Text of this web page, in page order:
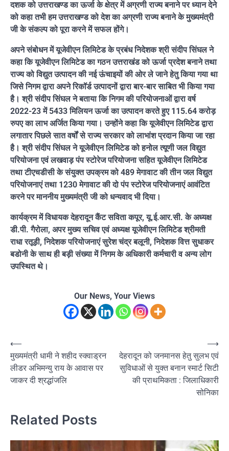
दशक को उत्तराखण्ड का ऊर्जा के क्षेत्र में अग्रणी राज्य बनाने पर ध्यान देने
को कहा तभी हम उत्तराखण्ड को देश का अग्रणी राज्य बनाने के मुख्यमंत्री
जी के संकल्प को पूरा करने में सफल होंगे।
अपने संबोधन में यूजेवीएन लिमिटेड के प्रबंध निदेशक श्री संदीप सिंघल ने
कहा कि यूजेवीएन लिमिटेड का गठन उत्तराखंड को ऊर्जा प्रदेश बनाने तथा
राज्य को विद्युत उत्पादन की नई ऊंचाइयों की ओर ले जाने हेतु किया गया था
जिसे निगम द्वारा अपने रिकॉर्ड उत्पादनों द्वारा बार-बार साबित भी किया गया
है। श्री संदीप सिंघल ने बताया कि निगम की परियोजनाओं द्वारा वर्ष
2022-23 में 5433 मिलियन ऊर्जा का उत्पादन करते हुए 115.64 करोड़
रुपए का लाभ अर्जित किया गया। उन्होंने कहा कि यूजेवीएन लिमिटेड द्वारा
लगातार पिछले सात वर्षों से राज्य सरकार को लाभांश प्रदान किया जा रहा
है। श्री संदीप सिंघल ने यूजेवीएन लिमिटेड को हनोल त्यूणी जल विद्युत
परियोजना एवं लखवाड़ पंप स्टोरेज परियोजना सहित यूजेवीएन लिमिटेड
तथा टीएचडीसी के संयुक्त उपक्रम को 489 मेगावाट की तीन जल विद्युत
परियोजनाएं तथा 1230 मेगावाट की दो पंप स्टोरेज परियोजनाएं आवंटित
करने पर माननीय मुख्यमंत्री जी को धन्यवाद भी दिया।
कार्यक्रम में विधायक देहरादून कैंट सविता कपूर, यू.ई.आर.सी. के अध्यक्ष
डी.पी. गैरोला, अपर मुख्य सचिव एवं अध्यक्ष यूजेवीएन लिमिटेड श्रीमती
राधा रतूड़ी, निदेशक परियोजनाएं सुरेश चंद्र बलूनी, निदेशक वित्त सुधाकर
बडोनी के साथ ही बड़ी संख्या में निगम के अधिकारी कर्मचारी व अन्य लोग
उपस्थित थे।
Our News, Your Views
Post
navigation
⟵
मुख्यमंत्री धामी ने शहीद स्क्वाड्रन
लीडर अभिमन्यु राय के आवास पर
जाकर दी श्रद्धांजलि
देहरादून को जनमानस हेतु सुलभ एवं
सुविधाओं से युक्त बनान स्मार्ट सिटी
की प्राथमिकता : जिलाधिकारी
सोनिका
⟶
Related Posts